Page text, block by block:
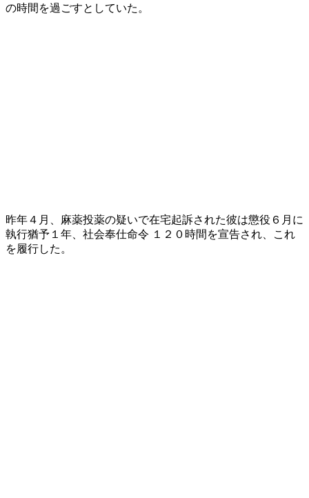
の時間を過ごすとしていた。
昨年４月、麻薬投薬の疑いで在宅起訴された彼は懲役６月に
執行猶予１年、社会奉仕命令 １２０時間を宣告され、これ
を履行した。